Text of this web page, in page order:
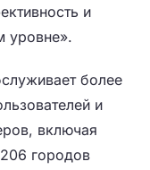
и
уровне».
более
и
включая
городов